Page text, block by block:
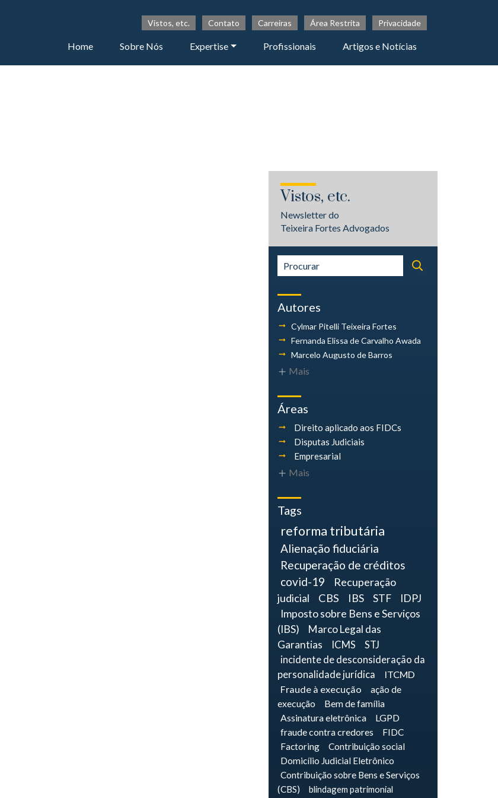
Vistos, etc. Contato Carreiras Área Restrita Privacidade
Home Sobre Nós Expertise Profissionais Artigos e Notícias
Vistos, etc.
Newsletter do
Teixeira Fortes Advogados
Autores
Cylmar Pitelli Teixeira Fortes
Fernanda Elissa de Carvalho Awada
Marcelo Augusto de Barros
Mais
Áreas
Direito aplicado aos FIDCs
Disputas Judiciais
Empresarial
Mais
Tags
reforma tributária
Alienação fiduciária
Recuperação de créditos
covid-19
Recuperação
judicial
CBS IBS STF
IDPJ
Imposto sobre Bens e Serviços
(IBS)
Marco Legal das
Garantias
ICMS
STJ
incidente de desconsideração da
personalidade jurídica
ITCMD
Fraude à execução
ação de
execução
Bem de família
Assinatura eletrônica
LGPD
fraude contra credores
FIDC
Factoring
Contribuição social
Domicílio Judicial Eletrônico
Contribuição sobre Bens e Serviços
(CBS)
blindagem patrimonial